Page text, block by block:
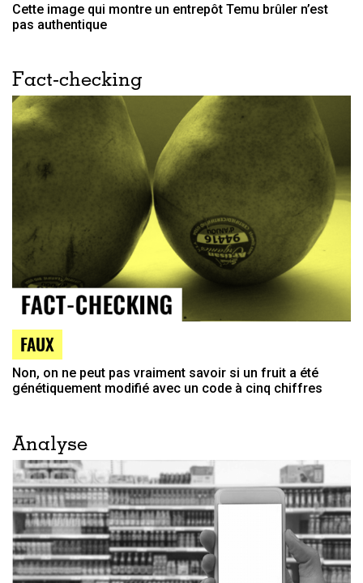
Cette image qui montre un entrepôt Temu brûler n’est
pas authentique
Fact-checking
FAUX
Non, on ne peut pas vraiment savoir si un fruit a été
génétiquement modifié avec un code à cinq chiffres
Analyse